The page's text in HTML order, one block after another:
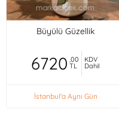
Büyülü Güzellik
6720 ,00
TL
KDV
Dahil
İstanbul'a Aynı Gün